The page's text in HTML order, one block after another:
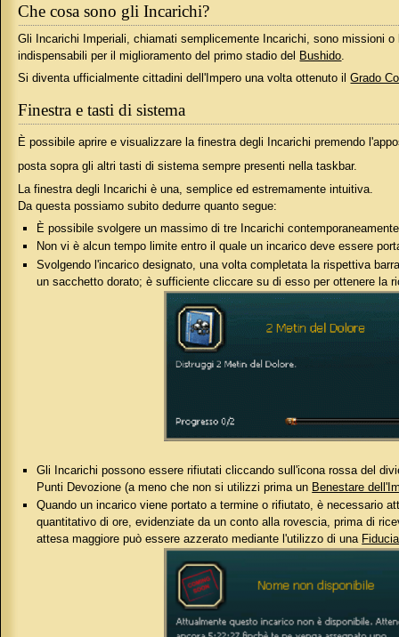
Che cosa sono gli Incarichi?
Gli Incarichi Imperiali, chiamati semplicemente Incarichi, sono missioni
indispensabili per il miglioramento del primo stadio del Bushido
Si diventa ufficialmente cittadini dell'Impero una volta ottenuto ilGrado
Finestra e tasti di sistema
È possibile aprire e visualizzare la finestra degli Incarichi premendo
posta sopra gli altri tasti di sistema sempre presenti nella taskbar.
La finestra degli Incarichi è una, semplice ed estremamente intuitiva.
Da questa possiamo subito dedurre quanto segue:
È possibile svolgere un massimo di tre Incarichi contemporaneamente
Non vi è alcun tempo limite entro il quale un incarico deve essere
Svolgendo l'incarico designato, una volta completata la rispettiva
un sacchetto dorato; è sufficiente cliccare su di esso per ottenere la
Gli Incarichi possono essere rifiutati cliccando sull'icona rossa del
Punti Devozione (a meno che non si utilizzi prima un Benestare
Quando un incarico viene portato a termine o rifiutato, è necessario
quantitativo di ore, evidenziate da un conto alla rovescia, prima di
attesa maggiore può essere azzerato mediante l'utilizzo di una